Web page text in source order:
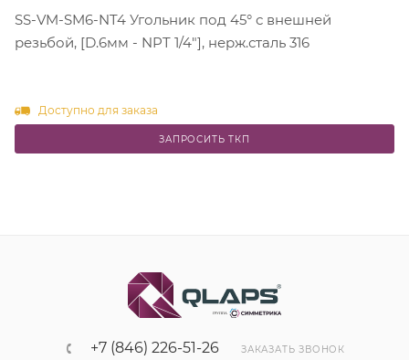
SS-VM-SM6-NT4 Угольник под 45° с внешней
резьбой, [D.6мм - NPT 1/4"], нерж.сталь 316
Доступно для заказа
ЗАПРОСИТЬ ТКП
+7 (846) 226-51-26 ЗАКАЗАТЬ ЗВОНОК